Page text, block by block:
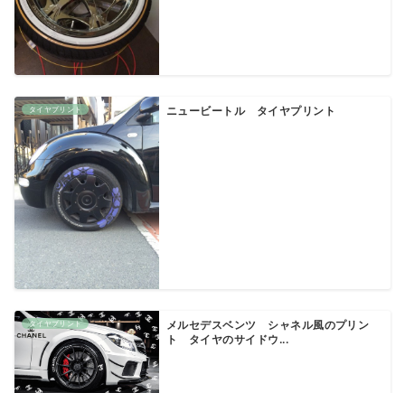
タイヤプリント ニュービートル タイヤプリント
タイヤプリント
メルセデスベンツ シャネル風のプリン
ト タイヤのサイドウ...